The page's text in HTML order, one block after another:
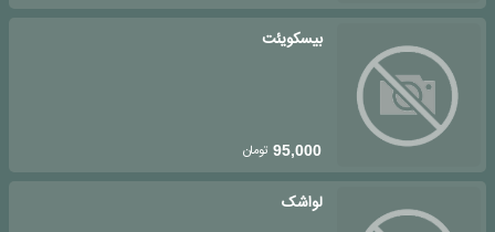
بیسکویئت
95,000 تومان
لواشک